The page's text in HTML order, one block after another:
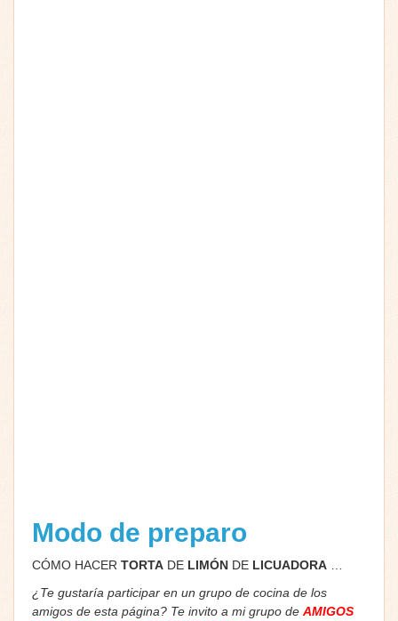
Modo de preparo
CÓMO HACER TORTA DE LIMÓN DE LICUADORA
¿Te gustaría participar en un grupo de cocina de los
amigos de esta página? Te invito a mi grupo de AMIGOS